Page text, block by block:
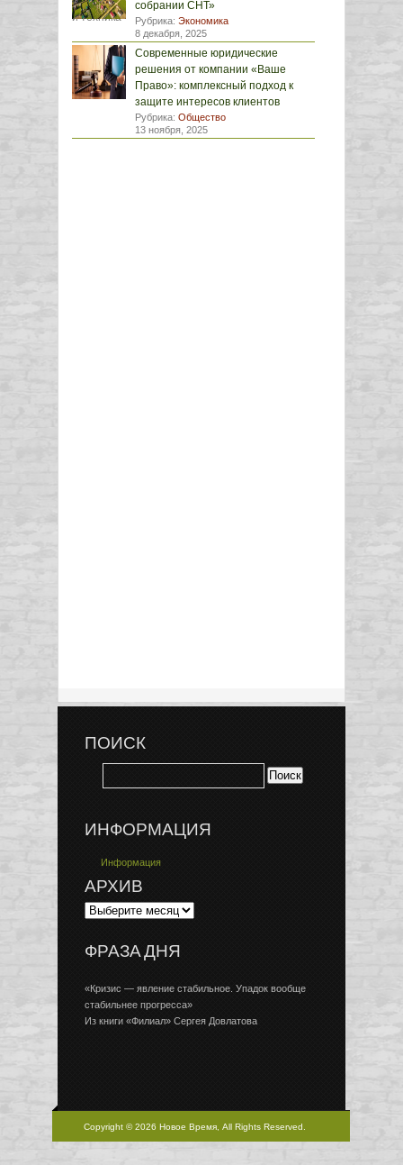
собрании СНТ»
Рубрика: Экономика
8 декабря, 2025
Современные юридические
решения от компании «Ваше
Право»: комплексный подход к
защите интересов клиентов
Рубрика: Общество
13 ноября, 2025
ПОИСК
ИНФОРМАЦИЯ
Информация
АРХИВ
ФРАЗА ДНЯ
«Кризис — явление стабильное. Упадок вообще
стабильнее прогресса»
Из книги «Филиал» Сергея Довлатова
Copyright © 2026 Новое Время, All Rights Reserved.